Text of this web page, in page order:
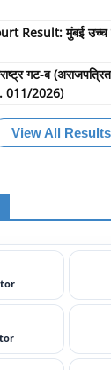
Result: मुंबई उच्च
गट-ब
011/2026)
View All